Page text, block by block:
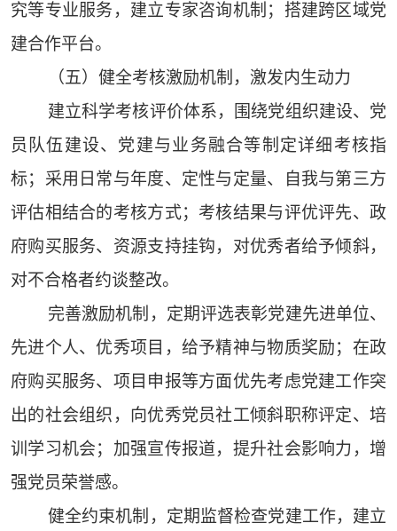
究等专业服务，建立专家咨询机制；搭建跨区域党
建合作平台。
（五）健全考核激励机制，激发内生动力
建立科学考核评价体系，围绕党组织建设、党
员队伍建设、党建与业务融合等制定详细考核指
标；采用日常与年度、定性与定量、自我与第三方
评估相结合的考核方式；考核结果与评优评先、政
府购买服务、资源支持挂钩，对优秀者给予倾斜，
对不合格者约谈整改。
完善激励机制，定期评选表彰党建先进单位、
先进个人、优秀项目，给予精神与物质奖励；在政
府购买服务、项目申报等方面优先考虑党建工作突
出的社会组织，向优秀党员社工倾斜职称评定、培
训学习机会；加强宣传报道，提升社会影响力，增
强党员荣誉感。
健全约束机制，定期监督检查党建工作，建立